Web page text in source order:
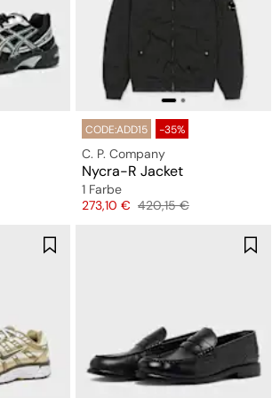
CODE:ADD15 -35%
C. P. Company
Nycra-R Jacket
1 Farbe
Preis
273,10 € Originalpreis
420,15 €